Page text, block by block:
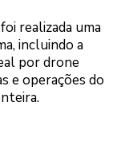
realizada uma
incluindo a
por drone
e operações do